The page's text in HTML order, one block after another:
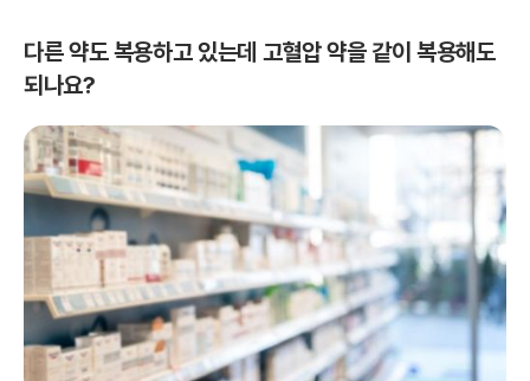
다른 약도 복용하고 있는데 고혈압 약을 같이 복용해도
되나요?